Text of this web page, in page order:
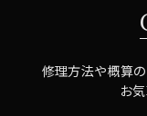
修理方法や概算
お